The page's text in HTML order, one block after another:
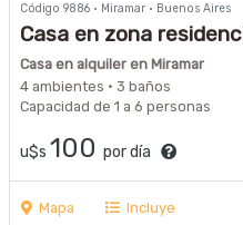
Código 9886 · Miramar · Buenos Aires
Casa en zona
Casa en alquiler en Miramar
4 ambientes · 3 baños
Capacidad de 1 a 6 personas
u$s 100 por día
Mapa Incluye